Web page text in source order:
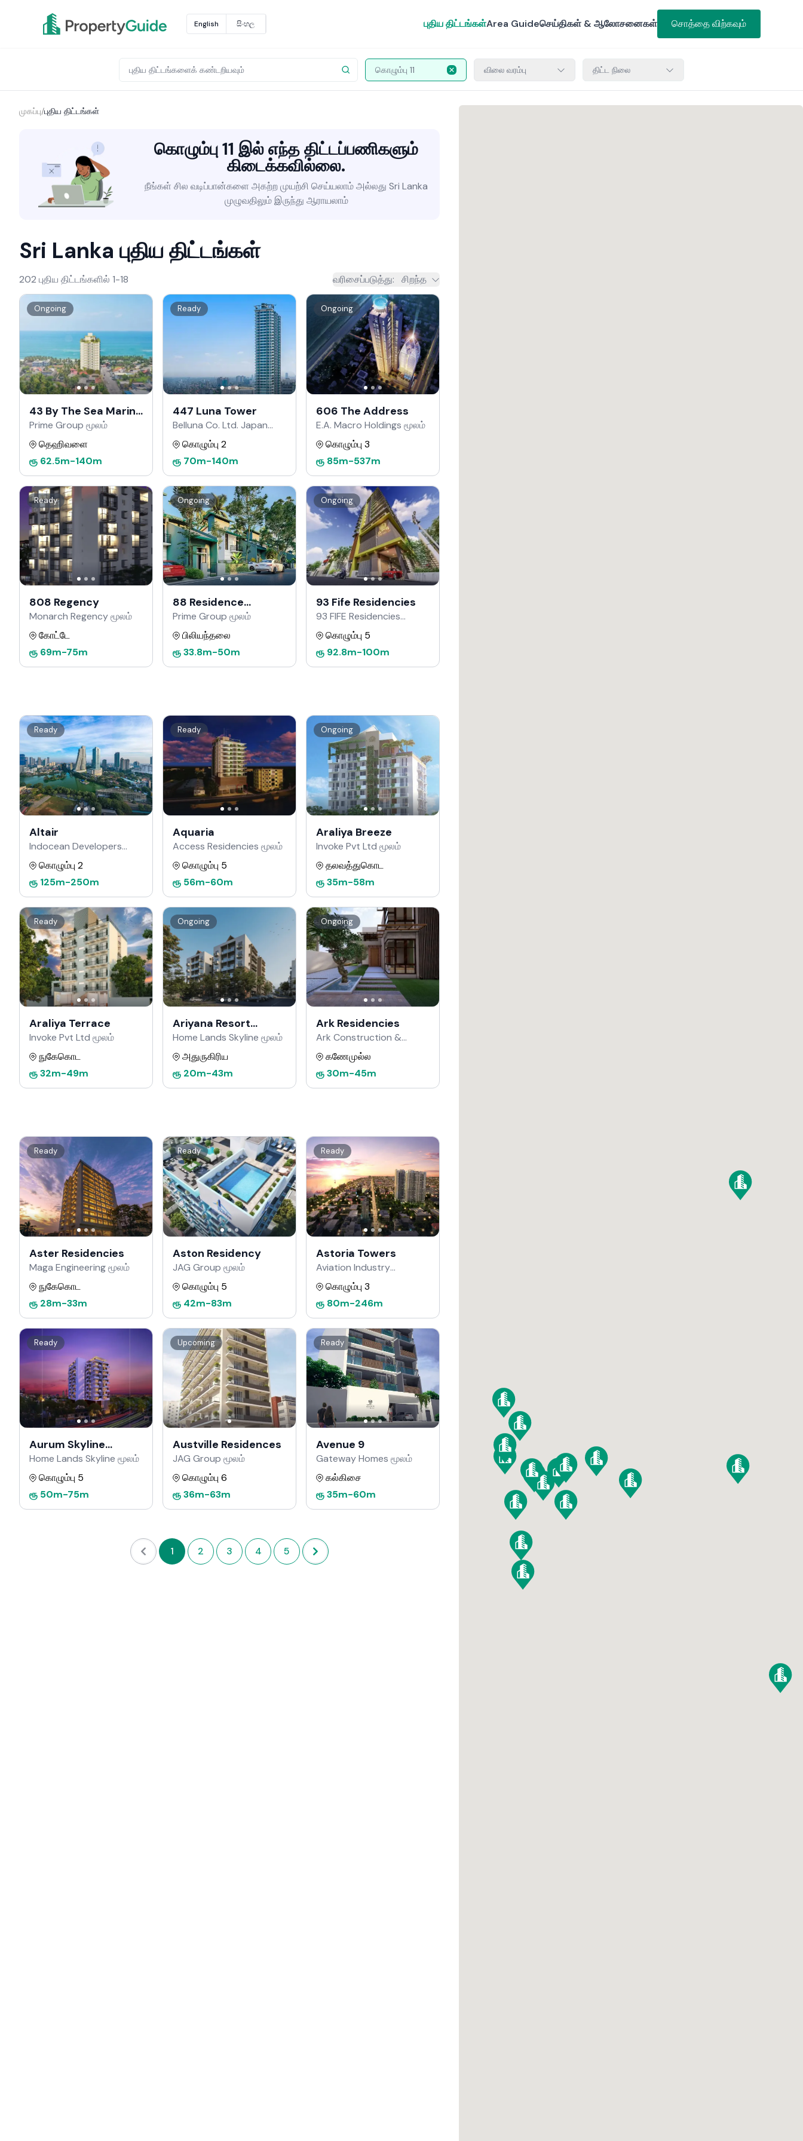
English සිංහල புதிய திட்டங்கள்Area Guideசெய்திகள் & ஆலோசனைகள் சொத்தை விற்கவும்
கொழும்பு 11 விலை வரம்பு திட்ட நிலை
முகப்பு/புதிய திட்டங்கள்
கொழும்பு 11 இல் எந்த திட்டப்பணிகளும்
கிடைக்கவில்லை.
நீங்கள் சில வடிப்பான்களை அகற்ற முயற்சி செய்யலாம் அல்லது Sri Lanka
முழுவதிலும் இருந்து ஆராயலாம்
Sri Lanka புதிய திட்டங்கள்
202 புதிய திட்டங்களில் 1-18 வரிசைப்படுத்து: சிறந்த
Ongoing
43 By The Sea Marine
Drive
Prime Group மூலம்
தெஹிவளை
ரூ 62.5m-140m
Ready
447 Luna Tower
Belluna Co. Ltd. Japan
மூலம்கொழும்பு 2
ரூ 70m-140m
Ongoing
606 The Address
E.A. Macro Holdings மூலம்
கொழும்பு 3
ரூ 85m-537m
Ready
808 Regency
Monarch Regency மூலம்
கோட்டே
ரூ 69m-75m
Ongoing
88 Residence
Kahathuduwa
Prime Group மூலம்
பிலியந்தலை
ரூ33.8m-50m
Ongoing
93 Fife Residencies
93 FIFE Residencies
Developers மூலம்
கொழும்பு 5
ரூ 92.8m-100m
Ready
Altair
Indocean Developers
மூலம்கொழும்பு 2
ரூ 125m-250m
Ready
Aquaria
Access Residencies மூலம்
கொழும்பு 5
ரூ 56m-60m
Ongoing
Araliya Breeze
Invoke Pvt Ltd மூலம்
தலவத்துகொட
ரூ35m-58m
Ready
Araliya Terrace
Invoke Pvt Ltd மூலம்
நுகேகொட
ரூ32m-49m
Ongoing
Ariyana Resort
Apartments
Home Lands Skyline மூலம்
அதுருகிரிய
ரூ 20m-43m
Ongoing
Ark Residencies
Ark Construction &
Developers மூலம்
கணேமுல்ல
ரூ30m-45m
Ready
Aster Residencies
Maga Engineering மூலம்
நுகேகொட
ரூ 28m-33m
Ready
Aston Residency
JAG Group மூலம்
கொழும்பு 5
ரூ 42m-83m
Ready
Astoria Towers
Aviation Industry
Corporation of China
கொழும்பு 3
ரூ 80m-246m
Ready
Aurum Skyline
Residencies
Home Lands Skyline மூலம்
கொழும்பு 5
ரூ 50m-75m
Upcoming
Austville Residences
JAG Group மூலம்
கொழும்பு 6
ரூ36m-63m
Ready
Avenue 9
Gateway Homes மூலம்
கல்கிசை
ரூ35m-60m
1 2 3 4 5